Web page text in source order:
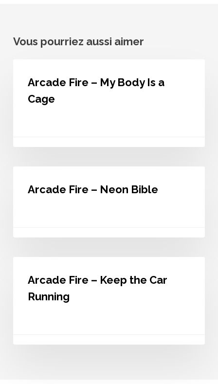
Vous pourriez aussi aimer
Body
Arcade Fire – My Body Is a
Cage
Arcade Fire – Neon Bible
Keep
Arcade Fire – Keep the Car
Running